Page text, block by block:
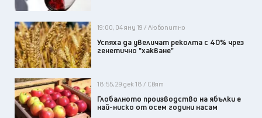
19:00, 04 яну 19 / Любопитно
Успяха да увеличат реколта с 40% чрез
генетично "хакване"
18:55, 29 дек 18 / Свят
Глобалното производство на ябълки е
най-ниско от осем години насам